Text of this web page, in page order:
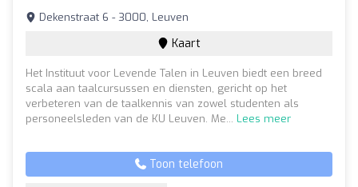
Dekenstraat 6 - 3000, Leuven
Kaart
Het Instituut voor Levende Talen in Leuven biedt een breed
scala aan taalcursussen en diensten, gericht op het
verbeteren van de taalkennis van zowel studenten als
personeelsleden van de KU Leuven. Me... Lees meer
Toon telefoon